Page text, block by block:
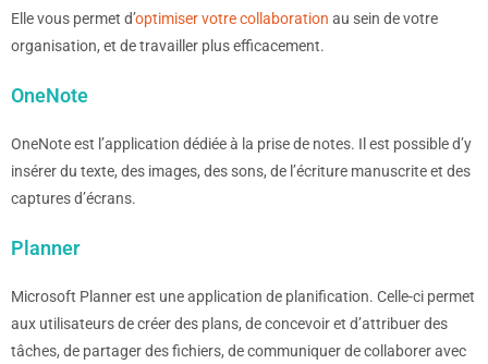
Elle vous permet d’optimiser votre collaboration au sein de votre
organisation, et de travailler plus efficacement.
OneNote
OneNote est l’application dédiée à la prise de notes. Il est possible d’y
insérer du texte, des images, des sons, de l’écriture manuscrite et des
captures d’écrans.
Planner
Microsoft Planner est une application de planification. Celle-ci permet
aux utilisateurs de créer des plans, de concevoir et d’attribuer des
tâches, de partager des fichiers, de communiquer de collaborer avec